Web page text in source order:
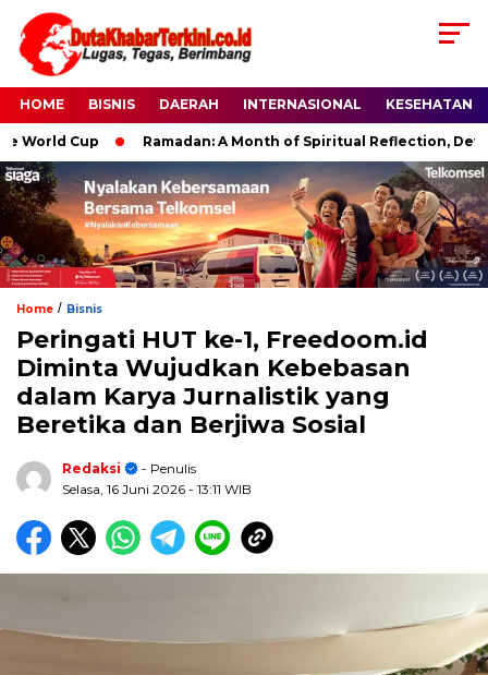
HOME BISNIS DAERAH INTERNASIONAL KESEHATAN
Ramadan: A Month of Spiritual Reflection, Devotion, and
Home / Bisnis
Peringati HUT ke-1, Freedoom.id
Diminta Wujudkan Kebebasan
dalam Karya Jurnalistik yang
Beretika dan Berjiwa Sosial
Redaksi
- Penulis
Selasa, 16 Juni 2026 - 13:11 WIB